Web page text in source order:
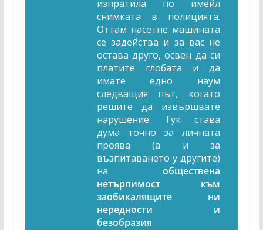
изпратила по имейл
снимката в полицията.
Оттам насетне машината
се задейства и за вас не
остава друго, освен да си
платите глобата и да
имате едно наум
следващия път, когато
решите да извършвате
нарушение. Тук става
дума точно за личната
проява (а и за
възпитаването у другите)
наобществена
нетърпимост към
заобикалящите ни
нередности и
безобразия.